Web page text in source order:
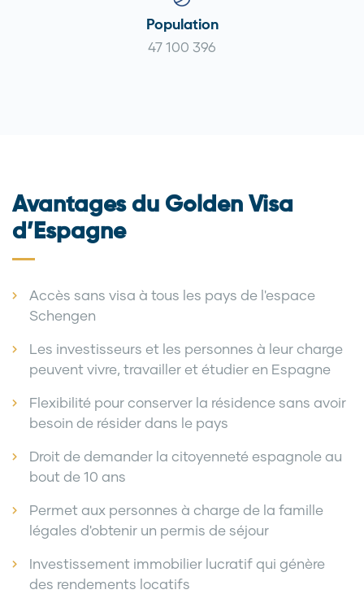
Population
47 100 396
Avantages du Golden Visa
d’Espagne
Accès sans visa à tous les pays de l'espace
Schengen
Les investisseurs et les personnes à leur charge
peuvent vivre, travailler et étudier en Espagne
Flexibilité pour conserver la résidence sans avoir
besoin de résider dans le pays
Droit de demander la citoyenneté espagnole au
bout de 10 ans
Permet aux personnes à charge de la famille
légales d'obtenir un permis de séjour
Investissement immobilier lucratif qui génère
des rendements locatifs